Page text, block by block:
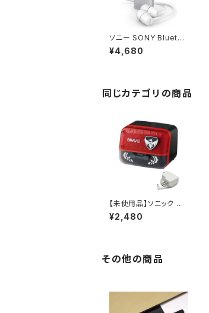
ソニー SONY Blueto
oth対応 ワイヤレスイ
ヤホン SBH56 S シル
¥4,680
同じカテゴリの商品
【未使用品】ソニック イ
ージーピージー α電動
鉛筆削り ブレイブ EK
¥2,480
その他の商品